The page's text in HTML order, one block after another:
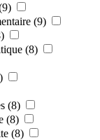
(9)
(8)
(8)
(8)
(8)